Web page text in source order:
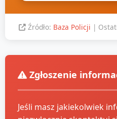
Źródło: Baza Policji |
Zgłoszenie
Jeśli masz jakiekolwiek